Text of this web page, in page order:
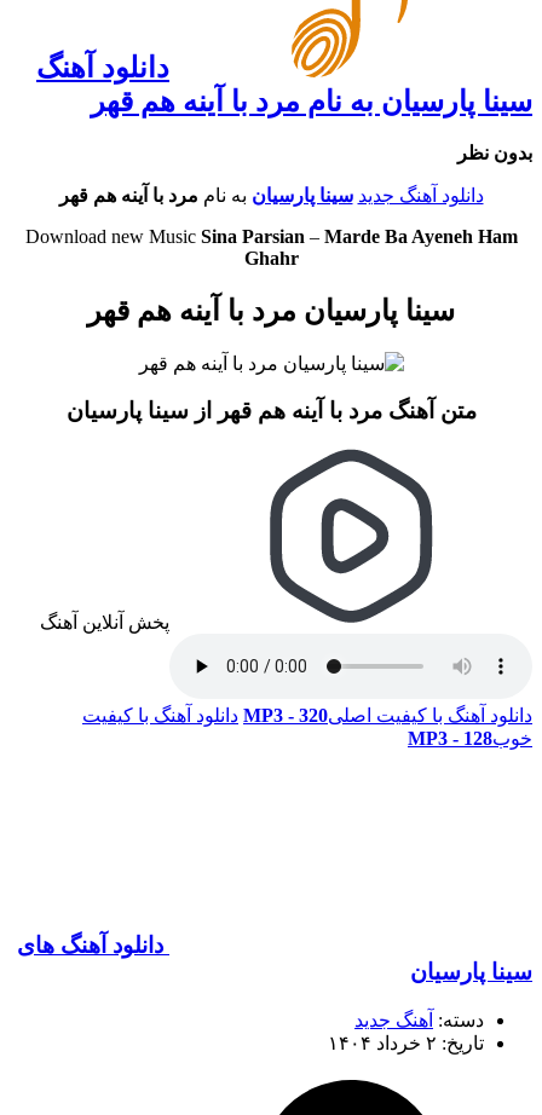
دانلود آهنگ
سینا پارسیان به نام مرد‌ با‌ آینه هم قهر
بدون نظر
دانلود آهنگ جدید سینا پارسیان به نام مرد‌ با‌ آینه هم قهر
Download new Music Sina Parsian– Marde Ba Ayeneh Ham
Ghahr
سینا پارسیان مرد‌ با‌ آینه هم قهر
متن آهنگ مرد‌ با‌ آینه هم قهر از سینا پارسیان
پخش آنلاین آهنگ
دانلود آهنگ با کیفیت اصلی320 - MP3
دانلود آهنگ با کیفیت
خوب128 - MP3
دانلود آهنگ های
سینا پارسیان
دسته: آهنگ جدید
تاریخ: ۲ خرداد ۱۴۰۴